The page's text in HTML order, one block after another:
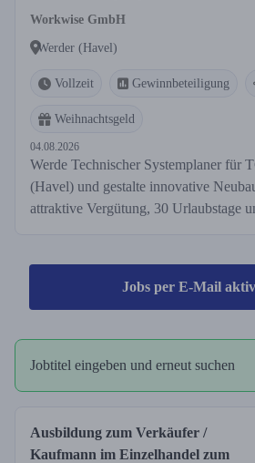
Workwise GmbH
Werder (Havel)
Vollzeit Gewinnbeteiligung
Weihnachtsgeld
04.08.2026
Werde Technischer Systemplaner für
(Havel) und gestalte innovative
attraktive Vergütung, 30 Urlaubstage
Jobs per E-Mail
Jobtitel eingeben und erneut suchen
Ausbildung zum Verkäufer /
Kaufmann im Einzelhandel zum